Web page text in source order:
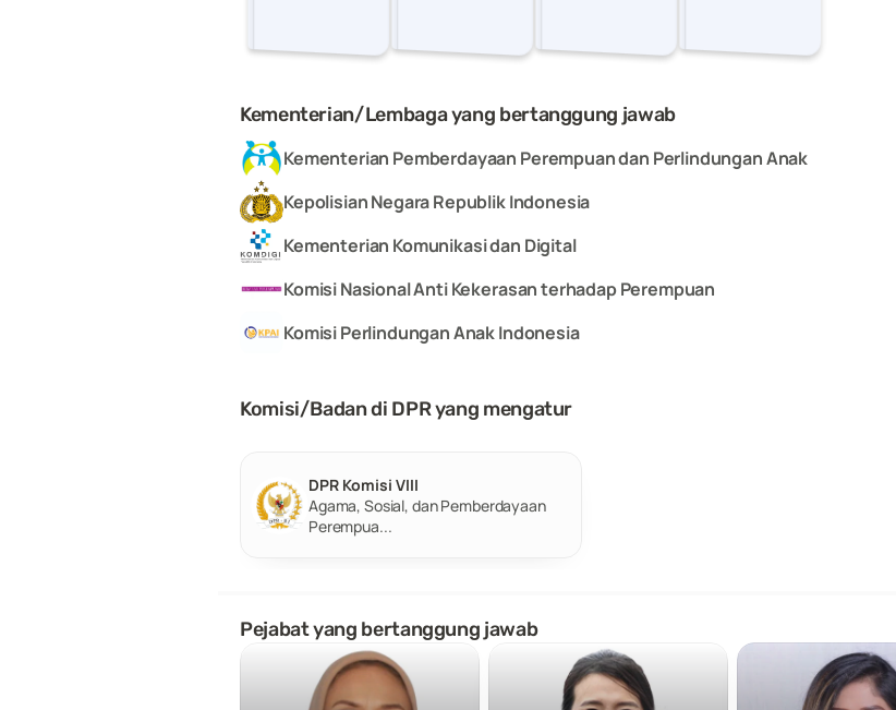
Kementerian/Lembaga yang bertanggung jawab
Kementerian Pemberdayaan Perempuan dan Perlindungan Anak
Kepolisian Negara Republik Indonesia
Kementerian Komunikasi dan Digital
Komisi Nasional Anti Kekerasan terhadap Perempuan
Komisi Perlindungan Anak Indonesia
Komisi/Badan di DPR yang mengatur
DPR Komisi VIII
Agama, Sosial, dan Pemberdayaan
Perempua...
Pejabat yang bertanggung jawab